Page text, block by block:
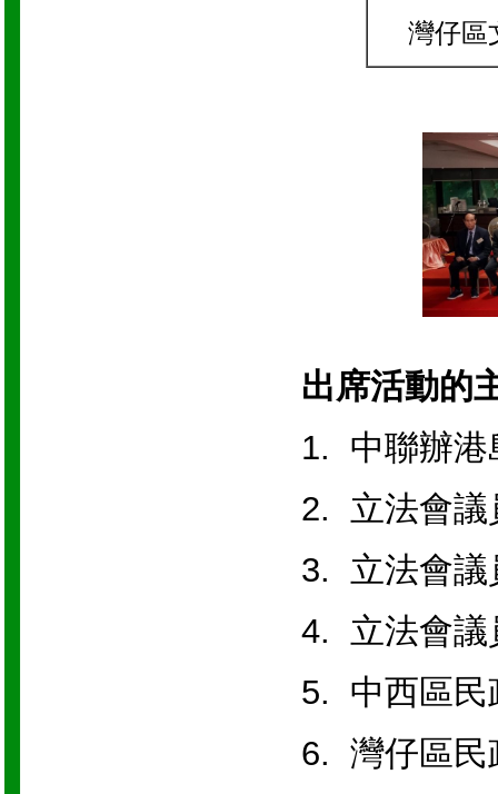
灣仔
出席活動的
1. 中聯辦
2. 立法
3. 立法
4. 立法
5. 中西區
6. 灣仔區